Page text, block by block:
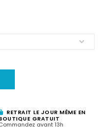
RETRAIT LE JOUR MÊME EN
GRATUIT
avant 13h